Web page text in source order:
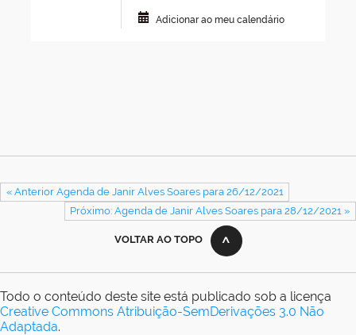
Adicionar ao meu calendário
« Anterior Agenda de Janir Alves Soares para 26/12/2021
Próximo: Agenda de Janir Alves Soares para 28/12/2021 »
VOLTAR AO TOPO
Todo o conteúdo deste site está publicado sob a licença
Creative Commons Atribuição-SemDerivações 3.0 Não
Adaptada.